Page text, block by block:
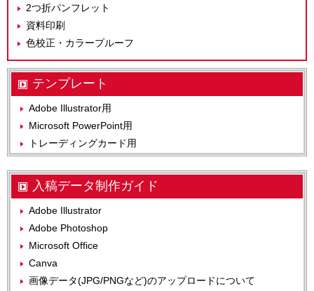
2つ折パンフレット
資料印刷
色校正・カラープルーフ
テンプレート
Adobe Illustrator用
Microsoft PowerPoint用
トレーディングカード用
入稿データ制作ガイド
Adobe Illustrator
Adobe Photoshop
Microsoft Office
Canva
画像データ(JPG/PNGなど)のアップロードについて